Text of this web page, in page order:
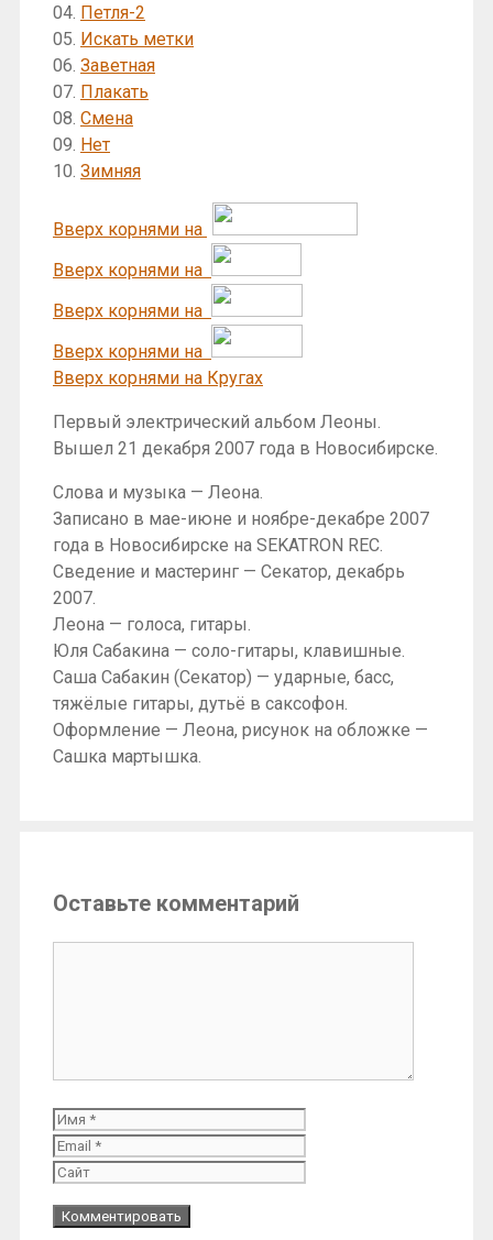
04. Петля-2
05. Искать метки
06. Заветная
07. Плакать
08. Смена
09. Нет
10. Зимняя
Вверх корнями на
Вверх корнями на
Вверх корнями на
Вверх корнями на
Вверх корнями на Кругах
Первый электрический альбом Леоны.
Вышел 21 декабря 2007 года в Новосибирске.
Слова и музыка — Леона.
Записано в мае-июне и ноябре-декабре 2007
года в Новосибирске на SEKATRON REC.
Сведение и мастеринг — Секатор, декабрь
2007.
Леона — голоса, гитары.
Юля Сабакина — соло-гитары, клавишные.
Саша Сабакин (Секатор) — ударные, басс,
тяжёлые гитары, дутьё в саксофон.
Оформление — Леона, рисунок на обложке —
Сашка мартышка.
Оставьте комментарий
Имя